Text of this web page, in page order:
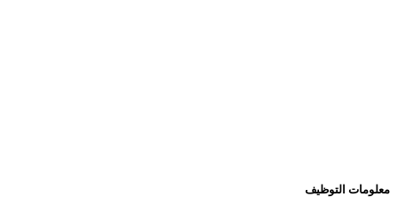
معلومات التوظيف